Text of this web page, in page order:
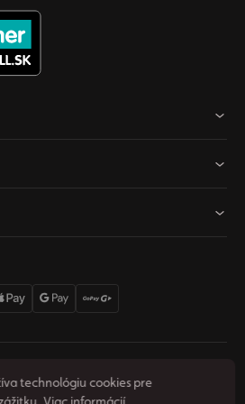
od zmluvy
Súkromie
technológiu cookies pre